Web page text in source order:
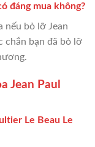
đáng mua không?
nếu bỏ lỡ Jean
chắn bạn đã bỏ lỡ
Jean Paul
Le Beau Le